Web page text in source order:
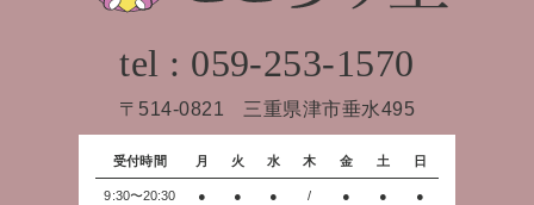
tel : 059-253-1570
〒514-0821 三重県津市垂水495
受付時間 月 火 水 木 金 土 日
9:30〜20:30 ● ● ● / ● ● ●